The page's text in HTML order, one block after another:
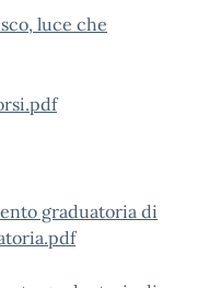
luce che
graduatoria di